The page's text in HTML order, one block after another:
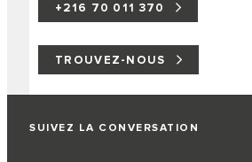
+216 70 011 370
TROUVEZ-NOUS
SUIVEZ LA CONVERSATION